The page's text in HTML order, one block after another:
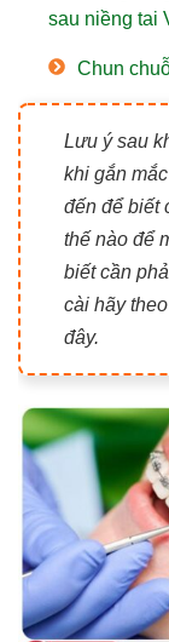
sau niềng tai
Chun
Lưu ý sau
khi gắn
đến để biết
thế nào để
biết cần
cài hãy
đây.